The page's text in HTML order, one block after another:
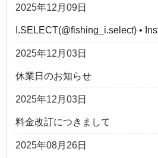
2025年12月09日
I.SELECT(@fishing_i.select) •
2025年12月03日
休業日のお知らせ
2025年12月03日
料金改訂につきまして
2025年08月26日